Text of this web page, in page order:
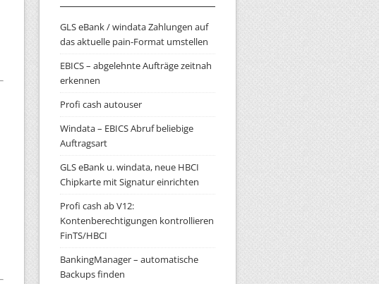
GLS eBank / windata Zahlungen auf
das aktuelle pain-Format umstellen
EBICS – abgelehnte Aufträge zeitnah
erkennen
Profi cash autouser
Windata – EBICS Abruf beliebige
Auftragsart
GLS eBank u. windata, neue HBCI
Chipkarte mit Signatur einrichten
Profi cash ab V12:
Kontenberechtigungen kontrollieren
FinTS/HBCI
BankingManager – automatische
Backups finden